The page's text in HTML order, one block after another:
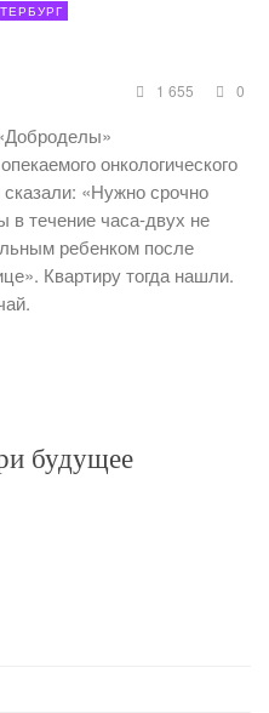
1 655 0
онкологического
«Нужно срочно
в течение часа-двух не
ребенком после
Квартиру тогда нашли.
будущее